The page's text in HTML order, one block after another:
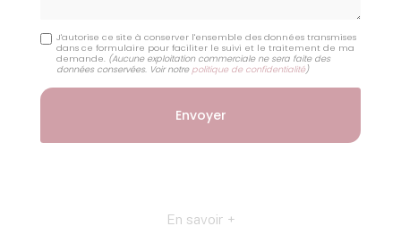
J'autorise ce site à conserver l'ensemble des données transmises
dans ce formulaire pour faciliter le suivi et le traitement de ma
demande. (Aucune exploitation commerciale ne sera faite des
données conservées. Voir notre politique de confidentialité)
En savoir +